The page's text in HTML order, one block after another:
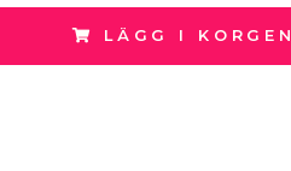
LÄGG I KORGEN